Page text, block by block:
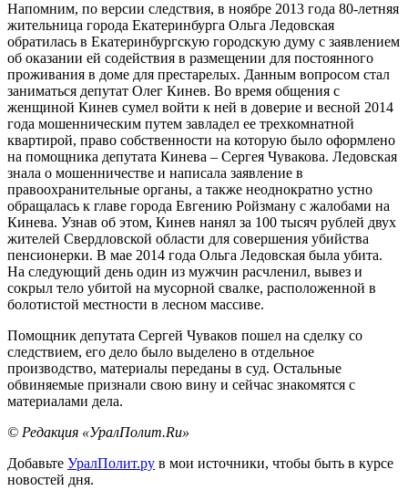
Напомним, по версии следствия, в ноябре 2013 года 80-летняя
жительница города Екатеринбурга Ольга Ледовская
обратилась в Екатеринбургскую городскую думу с заявлением
об оказании ей содействия в размещении для постоянного
проживания в доме для престарелых. Данным вопросом стал
заниматься депутат Олег Кинев. Во время общения с
женщиной Кинев сумел войти к ней в доверие и весной 2014
года мошенническим путем завладел ее трехкомнатной
квартирой, право собственности на которую было оформлено
на помощника депутата Кинева – Сергея Чувакова. Ледовская
знала о мошенничестве и написала заявление в
правоохранительные органы, а также неоднократно устно
обращалась к главе города Евгению Ройзману с жалобами на
Кинева. Узнав об этом, Кинев нанял за 100 тысяч рублей двух
жителей Свердловской области для совершения убийства
пенсионерки. В мае 2014 года Ольга Ледовская была убита.
На следующий день один из мужчин расчленил, вывез и
сокрыл тело убитой на мусорной свалке, расположенной в
болотистой местности в лесном массиве.
Помощник депутата Сергей Чуваков пошел на сделку со
следствием, его дело было выделено в отдельное
производство, материалы переданы в суд. Остальные
обвиняемые признали свою вину и сейчас знакомятся с
материалами дела.
© Редакция «УралПолит.Ru»
Добавьте УралПолит.ру в мои источники, чтобы быть в курсе
новостей дня.